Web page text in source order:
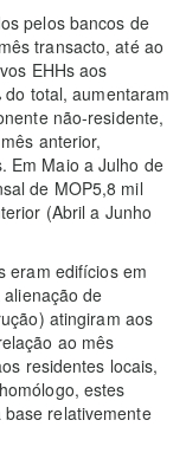
pelos bancos de
transacto, até ao
EHHs aos
total, aumentaram
não-residente,
anterior,
Em Maio a Julho de
de MOP5,8 mil
(Abril a Junho
eram edifícios em
de
atingiram aos
ao mês
residentes locais,
estes
relativemente